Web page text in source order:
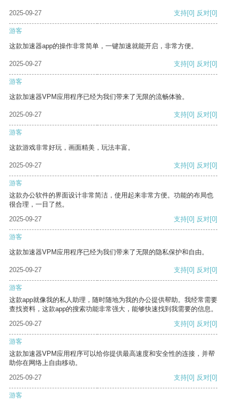
2025-09-27 支持[0] 反对[0]
游客
这款加速器app的操作非常简单，一键加速就能开启，非常方便。
2025-09-27 支持[0] 反对[0]
游客
这款加速器VPM应用程序已经为我们带来了无限的流畅体验。
2025-09-27 支持[0] 反对[0]
游客
这款游戏非常好玩，画面精美，玩法丰富。
2025-09-27 支持[0] 反对[0]
游客
这款办公软件的界面设计非常简洁，使用起来非常方便。功能的布局也
很合理，一目了然。
2025-09-27
支持[0] 反对[0]
游客
这款加速器VPM应用程序已经为我们带来了无限的隐私保护和自由。
2025-09-27 支持[0] 反对[0]
游客
这款app就像我的私人助理，随时随地为我的办公提供帮助。我经常需要
查找资料，这款app的搜索功能非常强大，能够快速找到我需要的信息。
2025-09-27
支持[0] 反对[0]
游客
这款加速器VPM应用程序可以给你提供最高速度和安全性的连接，并帮
助你在网络上自由移动。
2025-09-27
支持[0] 反对[0]
游客